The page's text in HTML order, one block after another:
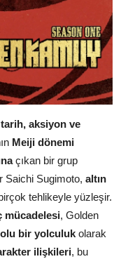
tarih, aksiyon ve
Meiji dönemi
çıkan bir grup
Saichi Sugimoto, altın
tehlikeyle yüzleşir.
mücadelesi, Golden
bir yolculuk olarak
ilişkileri, bu